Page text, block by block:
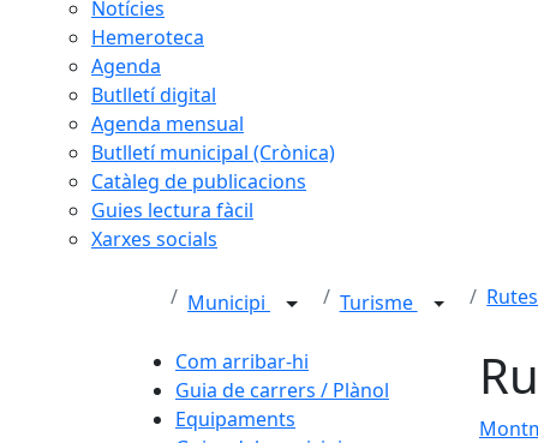
Notícies
Hemeroteca
Agenda
Butlletí digital
Agenda mensual
Butlletí municipal (Crònica)
Catàleg de publicacions
Guies lectura fàcil
Xarxes socials
Municipi Turisme Rutes
Com arribar-hi
Guia de carrers / Plànol
Equipaments